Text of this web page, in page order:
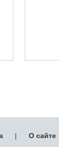
| О сайте